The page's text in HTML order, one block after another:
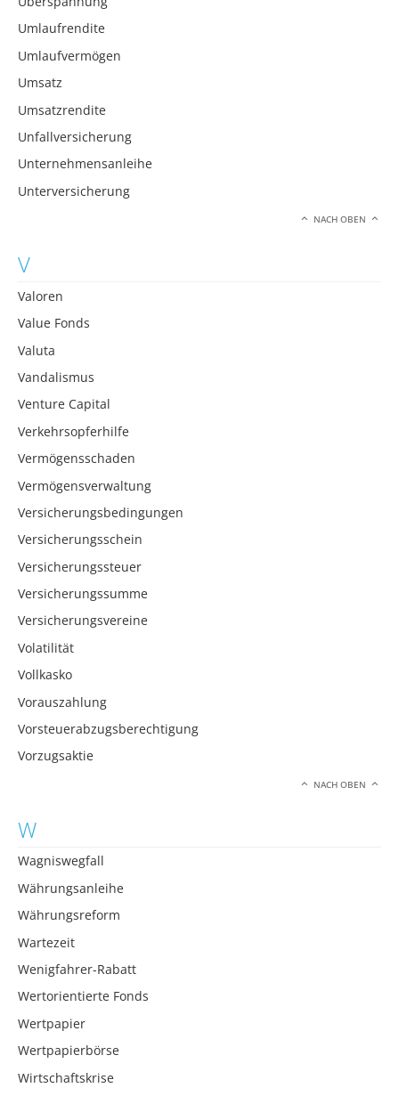
Umlaufrendite
Umlaufvermögen
Umsatz
Umsatzrendite
Unfallversicherung
Unternehmensanleihe
Unterversicherung
NACH OBEN
V
Valoren
Value Fonds
Valuta
Vandalismus
Venture Capital
Verkehrsopferhilfe
Vermögensschaden
Vermögensverwaltung
Versicherungsbedingungen
Versicherungsschein
Versicherungssteuer
Versicherungssumme
Versicherungsvereine
Volatilität
Vollkasko
Vorauszahlung
Vorsteuerabzugsberechtigung
Vorzugsaktie
NACH OBEN
W
Wagniswegfall
Währungsanleihe
Währungsreform
Wartezeit
Wenigfahrer-Rabatt
Wertorientierte Fonds
Wertpapier
Wertpapierbörse
Wirtschaftskrise